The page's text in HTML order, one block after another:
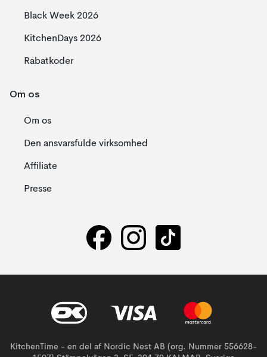
Black Week 2026
KitchenDays 2026
Rabatkoder
Om os
Om os
Den ansvarsfulde virksomhed
Affiliate
Presse
KitchenTime - en del af Nordic Nest AB (org. Nummer 556628-